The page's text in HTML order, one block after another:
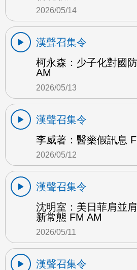
2026/05/14
漢聲召集令
柯永森：少子化對國
AM
2026/05/13
漢聲召集令
李威著：醫藥假訊息
2026/05/12
漢聲召集令
沈明室：美日菲肩並
新常態 FM AM
2026/05/11
漢聲召集令